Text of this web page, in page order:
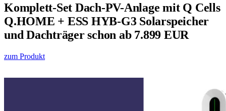
Komplett-Set Dach-PV-Anlage mit Q Cells
Q.HOME + ESS HYB-G3 Solarspeicher
und Dachträger schon ab 7.899 EUR
zum Produkt